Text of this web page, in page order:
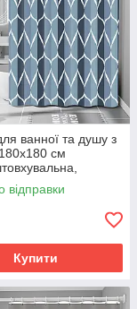
ванної та душу з
см
шторка для
відправки
Купити